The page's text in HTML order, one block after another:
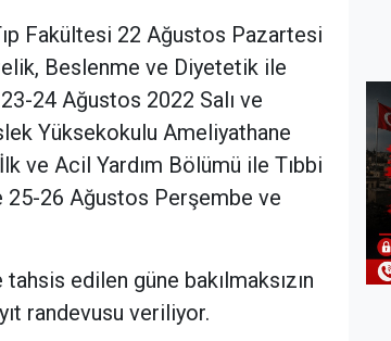
Fakültesi 22 Ağustos Pazartesi
Beslenme ve Diyetetik ile
24 Ağustos 2022 Salı ve
Yüksekokulu Ameliyathane
ve Acil Yardım Bölümü ile Tıbbi
25-26 Ağustos Perşembe ve
edilen güne bakılmaksızın
randevusu veriliyor.